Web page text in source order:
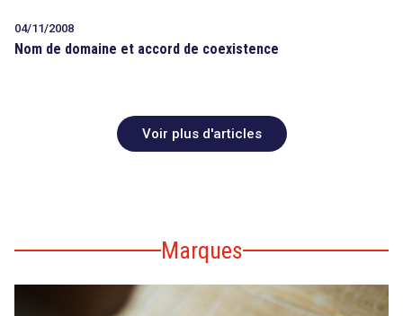
04/11/2008
Nom de domaine et accord de coexistence
Voir plus d'articles
Marques